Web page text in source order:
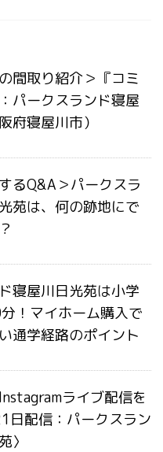
間取り紹介＞『コミ
パークスランド寝屋
府寝屋川市）
るQ&A＞パークスラ
苑は、何の跡地にで
寝屋川日光苑は小学
！マイホーム購入で
通学経路のポイント
ライブ配信を
日配信：パークスラン
〉